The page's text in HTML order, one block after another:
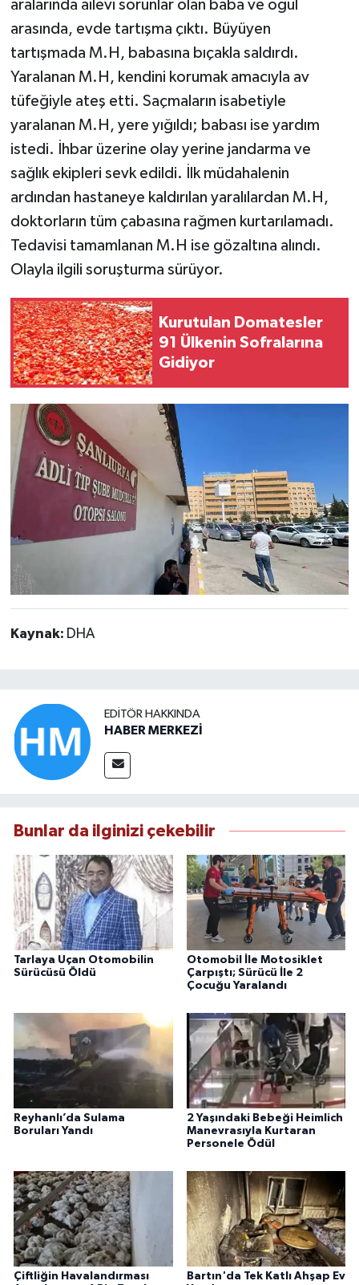
aralarında ailevi sorunlar olan baba ve oğul
arasında, evde tartışma çıktı. Büyüyen
tartışmada M.H, babasına bıçakla saldırdı.
Yaralanan M.H, kendini korumak amacıyla av
tüfeğiyle ateş etti. Saçmaların isabetiyle
yaralanan M.H, yere yığıldı; babası ise yardım
istedi. İhbar üzerine olay yerine jandarma ve
sağlık ekipleri sevk edildi. İlk müdahalenin
ardından hastaneye kaldırılan yaralılardan M.H,
doktorların tüm çabasına rağmen kurtarılamadı.
Tedavisi tamamlanan M.H ise gözaltına alındı.
Olayla ilgili soruşturma sürüyor.
Kurutulan Domatesler
91 Ülkenin Sofralarına
Gidiyor
Kaynak: DHA
EDITÖR HAKKINDA
HABER MERKEZİ
Bunlar da ilginizi çekebilir
Tarlaya Uçan Otomobilin
Sürücüsü Öldü
Otomobil İle Motosiklet
Çarpıştı; Sürücü İle 2
Çocuğu Yaralandı
Reyhanlı’da Sulama
Boruları Yandı
2 Yaşındaki Bebeği Heimlich
Manevrasıyla Kurtaran
Personele Ödül
Çiftliğin Havalandırması
Bartın'da Tek Katlı Ahşap Ev